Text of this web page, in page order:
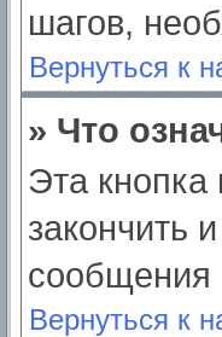
шагов,
Вернуться к
» Что
Эта кнопка
закончить
сообщения
Вернуться к